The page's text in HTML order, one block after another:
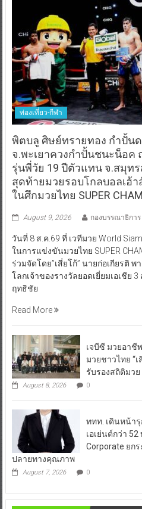
ท่องเที่ยว-กีฬา
พิตบลู ศิษย์ทรายทอง กำปั้น
จ.พะเยาควงกำปั้นชนะน็อ
รุ่นพี่วัย 19 ปีตัวแทน จ.สมุท
สุดท้ายมวยรอบโกลบอลเฮ้
ในศึกมวยไทย SUPER
August 9, 2026 กองบรรณาธิการ
วันที่ 8 ส.ค.69 ที่ เวทีมวย World
ในการแข่งขันมวยไทย SUPER
ร่วมจัดโดย”เสี่ยโก้” นายก่อเกียรติ
โลกเจ้าของรางวัลยอดเยี่ยมเอเชีย
ฤทธิชัย
Read More
เจบีซี มวยอา
มวยชาวไทย “
รับรองสถิติมว
August 8, 2026 0
ททท. เดินหน้ารุ
เอเย่นต์กว่า
Corporate ยก
ปลายทางคุณภาพ
August 7, 2026 0